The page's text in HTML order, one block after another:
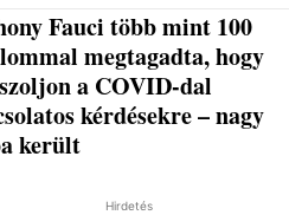
Fauci több mint 100
megtagadta, hogy
a COVID-dal
kérdésekre – nagy
került
Hirdetés